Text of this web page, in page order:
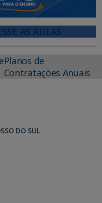
AS AULAS
Planos de
Contratações Anuais
DO SUL